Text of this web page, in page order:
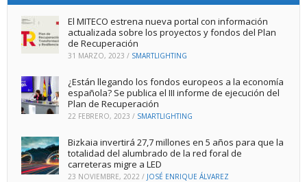
El MITECO estrena nueva portal con información
actualizada sobre los proyectos y fondos del Plan
de Recuperación
31 MARZO, 2023 / SMARTLIGHTING
¿Están llegando los fondos europeos a la economía
española? Se publica el III informe de ejecución del
Plan de Recuperación
22 FEBRERO, 2023 / SMARTLIGHTING
Bizkaia invertirá 27,7 millones en 5 años para que la
totalidad del alumbrado de la red foral de
carreteras migre a LED
23 NOVIEMBRE, 2022 / JOSÉ ENRIQUE ÁLVAREZ